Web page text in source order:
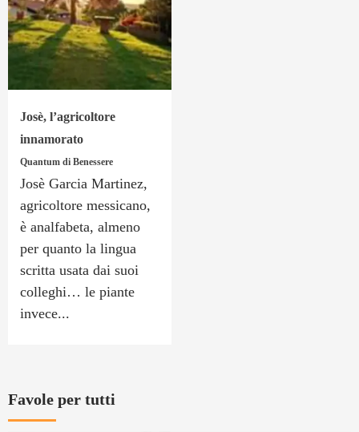
Josè, l’agricoltore
innamorato
Quantum di Benessere
Josè Garcia Martinez,
agricoltore messicano,
è analfabeta, almeno
per quanto la lingua
scritta usata dai suoi
colleghi… le piante
invece...
Favole per tutti